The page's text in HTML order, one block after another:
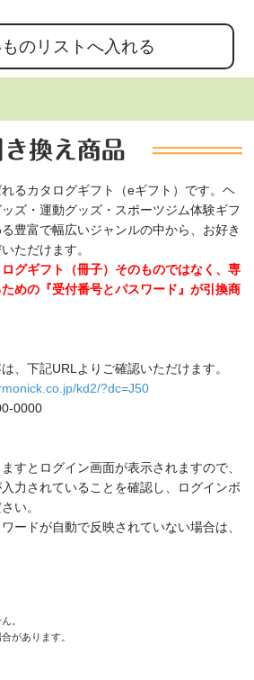
るカタログギフト（eギフト）です。ヘ
ズ・運動グッズ・スポーツジム体験ギフ
豊富で幅広いジャンルの中から、お好き
ただけます。
グギフト（冊子）そのものではなく、専
めの『受付番号とパスワード』が引換商
、下記URLよりご確認いただけます。
kd2/?dc=J50
0000
すとログイン画面が表示されますので、
力されていることを確認し、ログインボ
い。
ードが自動で反映されていない場合は、
。
があります。